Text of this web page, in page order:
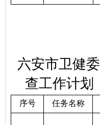
六安市卫健委
查工作计划
序号 任务名称